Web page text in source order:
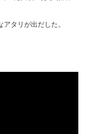
タリが出だした。